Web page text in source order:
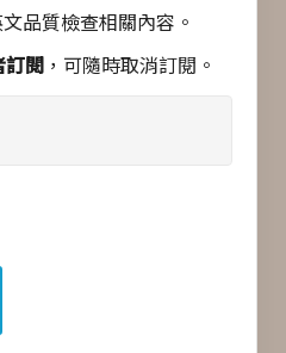
品質檢查相關內容。
閱 ，可隨時取消訂閱。